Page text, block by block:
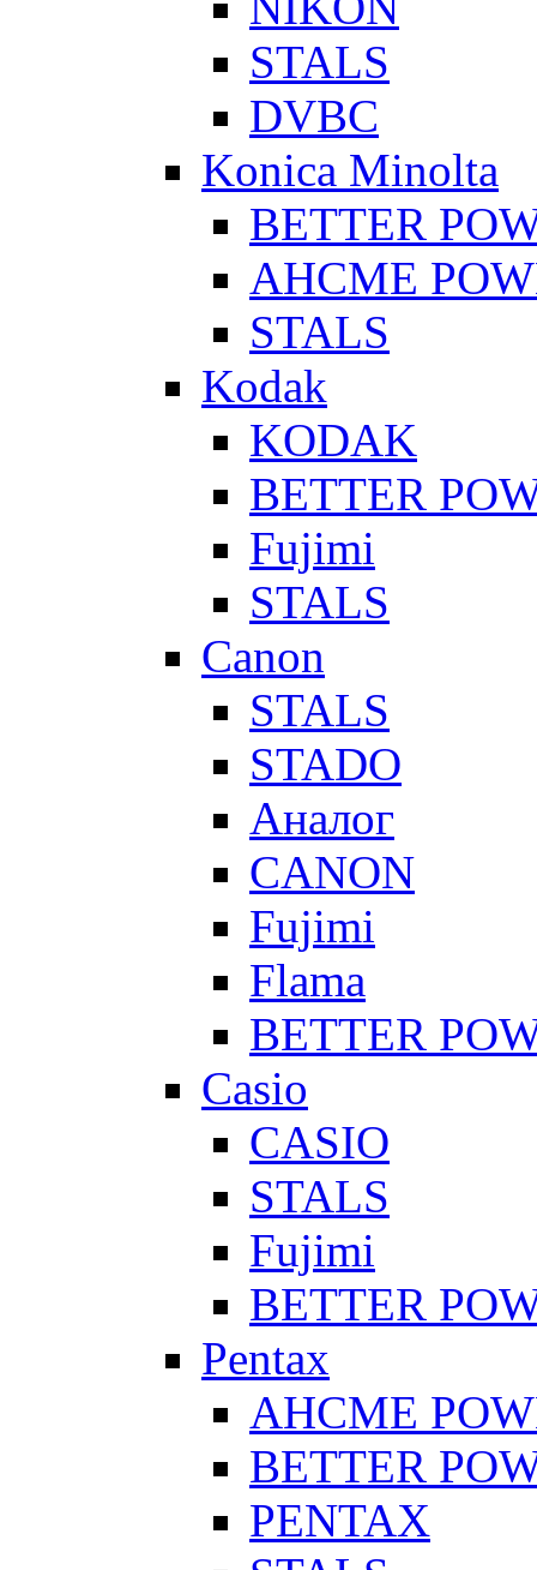
STALS
DVBC
Konica Minolta
BETTER
AHCME
STALS
Kodak
KODAK
BETTER
Fujimi
STALS
Canon
STALS
STADO
Аналог
CANON
Fujimi
Flama
BETTER
Casio
CASIO
STALS
Fujimi
BETTER
Pentax
AHCME
BETTER
PENTAX